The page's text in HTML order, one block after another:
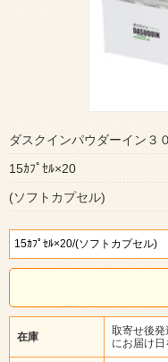
ダスクインパウダーイン３
15ｶﾌﾟｾﾙ×20
(ソフトカプセル)
在庫
取寄せ後
にお届け